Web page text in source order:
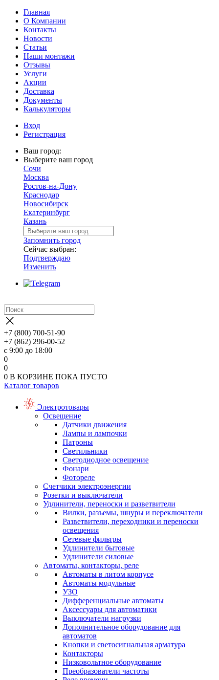
Главная
О Компании
Контакты
Новости
Статьи
Наши монтажи
Отзывы
Услуги
Акции
Доставка
Документы
Калькуляторы
Вход
Регистрация
Ваш город:
Выберите ваш город
Сочи
Москва
Ростов-на-Дону
Краснодар
Новосибирск
Екатеринбург
Казань
Запомнить город
Сейчас выбран:
Подтверждаю
Изменить
+7 (800) 700-51-90
+7 (862) 296-00-52
с 9:00 до 18:00
0
0
0 В КОРЗИНЕ ПОКА ПУСТО
Каталог товаров
Электротовары
Освещение
Датчики движения
Лампы и лампочки
Патроны
Светильники
Светодиодное освещение
Фонари
Фотореле
Счетчики электроэнергии
Розетки и выключатели
Удлинители, переноски и разветвители
Вилки, разъемы, шнуры и переключатели
Разветвители, переходники и переноски
освещения
Сетевые фильтры
Удлинители бытовые
Удлинители силовые
Автоматы, контакторы, реле
Автоматы в литом корпусе
Автоматы модульные
УЗО
Дифференциальные автоматы
Аксессуары для автоматики
Выключатели нагрузки
Дополнительное оборудование для
автоматов
Кнопки и светосигнальная арматура
Контакторы
Низковольтное оборудование
Преобразователи частоты